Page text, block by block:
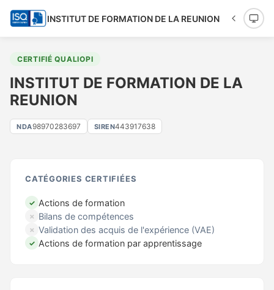
INSTITUT DE FORMATION DE LA REUNION
CERTIFIÉ QUALIOPI
INSTITUT DE FORMATION DE LA
REUNION
NDA98970283697 SIREN443917638
CATÉGORIES CERTIFIÉES
✓ Actions de formation
✗ Bilans de compétences
✗ Validation des acquis de l'expérience (VAE)
✓ Actions de formation par apprentissage